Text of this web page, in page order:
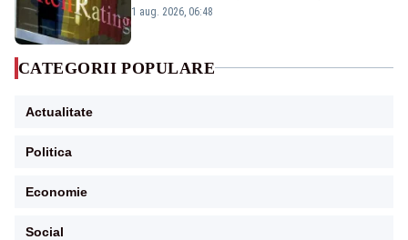
„BBB-” cu perspectivă negativă
1 aug. 2026, 06:48
CATEGORII POPULARE
Actualitate
Politica
Economie
Social